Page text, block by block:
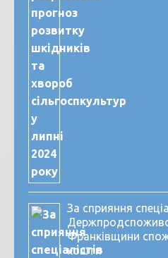
За сприяння
Франківщини
кошти